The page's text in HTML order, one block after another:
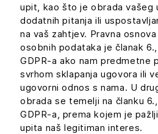
upit, kao što je obrada vašeg
dodatnih pitanja ili
na vaš zahtjev. Pravna
osobnih podataka je članak
GDPR-a ako nam predmetne
svrhom sklapanja ugovora ili
ugovorni odnos s nama. U
obrada se temelji na članku
GDPR-a, prema kojem je
upita naš legitiman interes.